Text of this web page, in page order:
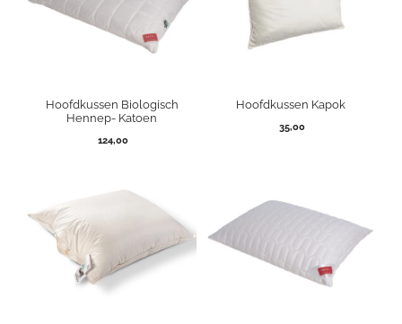
Hoofdkussen Biologisch
Hennep- Katoen
124,00
Hoofdkussen Kapok
35,00